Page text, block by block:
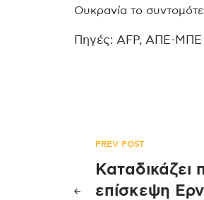
Ουκρανία το
Πηγές: AFP, ΑΠΕ-ΜΠΕ
PREV POST
Καταδικάζει
επίσκεψη